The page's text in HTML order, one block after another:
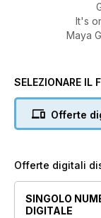
It's
Maya
SELEZIONARE IL
Offerte
Offerte digitali
SINGOLO
DIGITALE